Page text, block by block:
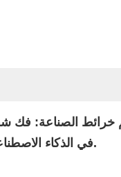
الصناعة: فك شفرة
Zhongde Dongliang في الذكاء الاصطناعي المجسد.